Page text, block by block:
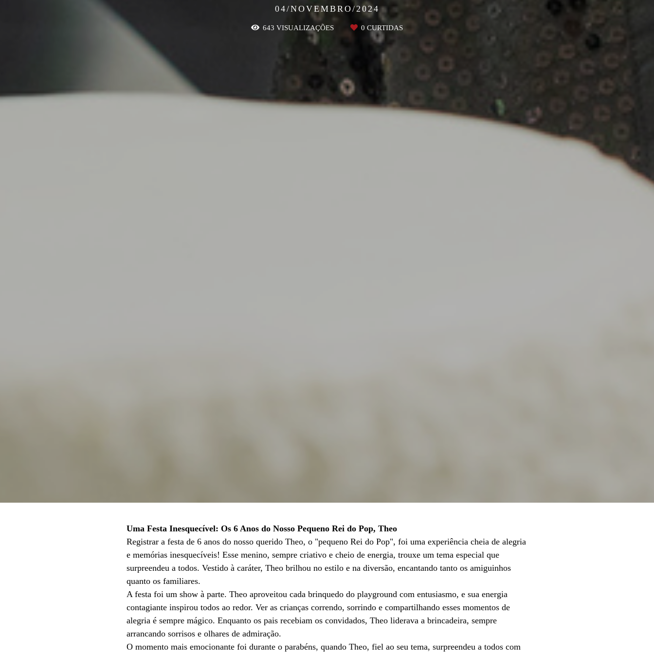
04/NOVEMBRO/2024
643 VISUALIZAÇÕES 0 CURTIDAS
Uma Festa Inesquecível: Os 6 Anos do Nosso Pequeno Rei do Pop, Theo
Registrar a festa de 6 anos do nosso querido Theo, o "pequeno Rei do Pop", foi uma experiência cheia de alegria
e memórias inesquecíveis! Esse menino, sempre criativo e cheio de energia, trouxe um tema especial que
surpreendeu a todos. Vestido à caráter, Theo brilhou no estilo e na diversão, encantando tanto os amiguinhos
quanto os familiares.
A festa foi um show à parte. Theo aproveitou cada brinquedo do playground com entusiasmo, e sua energia
contagiante inspirou todos ao redor. Ver as crianças correndo, sorrindo e compartilhando esses momentos de
alegria é sempre mágico. Enquanto os pais recebiam os convidados, Theo liderava a brincadeira, sempre
arrancando sorrisos e olhares de admiração.
O momento mais emocionante foi durante o parabéns, quando Theo, fiel ao seu tema, surpreendeu a todos com